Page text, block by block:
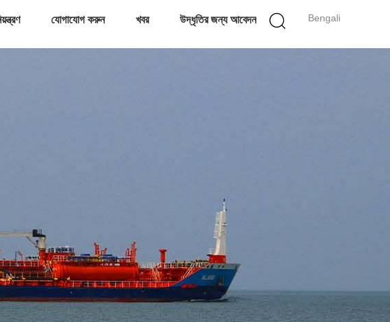
Bengali
যোগাযোগ করুন খবর উদ্ধৃতির জন্য আবেদন